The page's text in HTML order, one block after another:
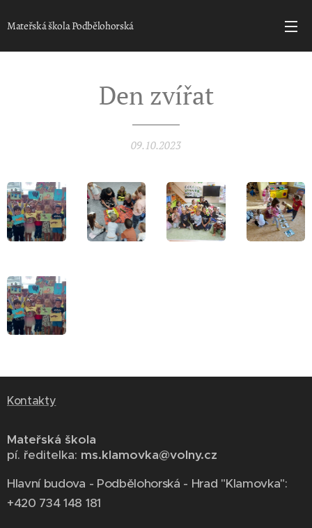
Mateřská škola Podbělohorská
Den zvířat
09.10.2023
Kontakty
Mateřská škola
pí. ředitelka: ms.klamovka@volny.cz
Hlavní budova - Podbělohorská - Hrad "Klamovka":
+420 734 148 181